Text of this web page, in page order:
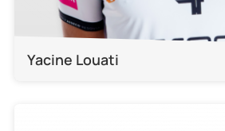
Yacine Louati